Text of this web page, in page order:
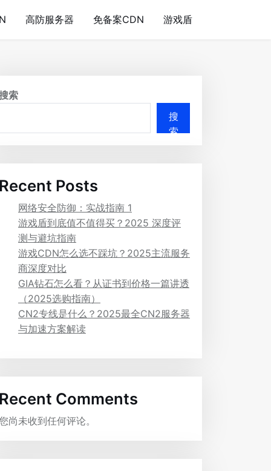
高防服务器 免备案CDN 游戏盾
索
搜
索
Posts
网络安全防御：实战指南 1
游戏盾到底值不值得买？2025 深度评
测与避坑指南
游戏CDN怎么选不踩坑？2025主流服务
商深度对比
GIA钻石怎么看？从证书到价格一篇讲透
（2025选购指南）
CN2专线是什么？2025最全CN2服务器
与加速方案解读
Comments
尚未收到任何评论。